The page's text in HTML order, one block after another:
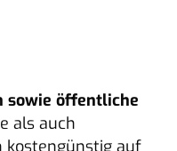
sowie öffentliche
als auch
kostengünstig auf